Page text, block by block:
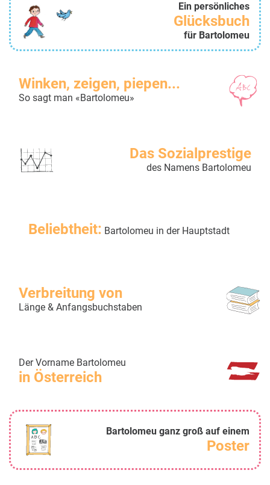
Ein persönliches
Glücksbuch
für Bartolomeu
Winken, zeigen, piepen...
So sagt man «Bartolomeu»
Das Sozialprestige
des Namens Bartolomeu
Beliebtheit: Bartolomeu in der Hauptstadt
Verbreitung von
Länge & Anfangsbuchstaben
Der Vorname Bartolomeu
in Österreich
Bartolomeu ganz groß auf einem
Poster